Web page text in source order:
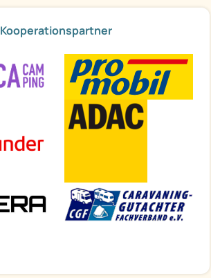
Kooperationspartner